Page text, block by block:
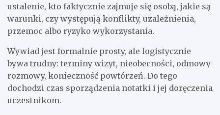
ustalenie, kto faktycznie zajmuje się osobą, jakie są
warunki, czy występują konflikty, uzależnienia,
przemoc albo ryzyko wykorzystania.
Wywiad jest formalnie prosty, ale logistycznie
bywa trudny: terminy wizyt, nieobecności, odmowy
rozmowy, konieczność powtórzeń. Do tego
dochodzi czas sporządzenia notatki i jej doręczenia
uczestnikom.